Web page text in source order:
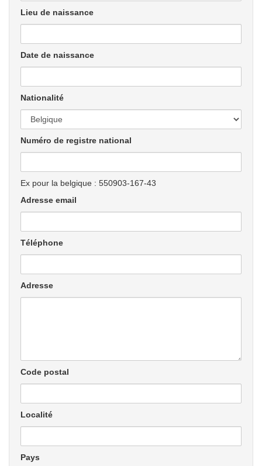
Lieu de naissance
Date de naissance
Nationalité
Numéro de registre national
Ex pour la belgique : 550903-167-43
Adresse email
Téléphone
Adresse
Code postal
Localité
Pays